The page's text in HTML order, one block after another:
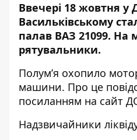
Ввечері 18 жовтня у
Васильківському
палав ВАЗ 21099. На
рятувальники.
Полум’я охопило
машини. Про це
посиланням на сайт
Надзвичайники